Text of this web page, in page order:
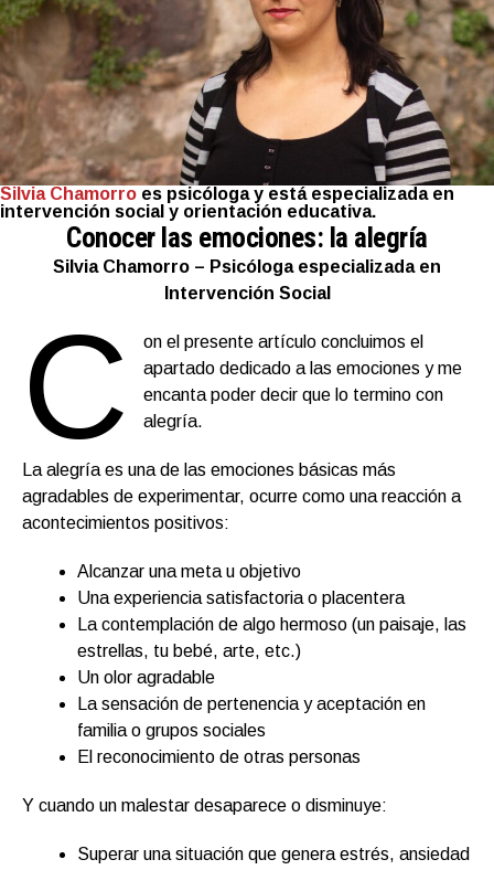
Silvia Chamorro es psicóloga y está especializada en
intervención social y orientación educativa.
Conocer las emociones: la alegría
Silvia Chamorro – Psicóloga especializada en
Intervención Social
C
on el presente artículo concluimos el
apartado dedicado a las emociones y me
encanta poder decir que lo termino con
alegría.
La alegría es una de las emociones básicas más
agradables de experimentar, ocurre como una reacción a
acontecimientos positivos:
Alcanzar una meta u objetivo
Una experiencia satisfactoria o placentera
La contemplación de algo hermoso (un paisaje, las
estrellas, tu bebé, arte, etc.)
Un olor agradable
La sensación de pertenencia y aceptación en
familia o grupos sociales
El reconocimiento de otras personas
Y cuando un malestar desaparece o disminuye:
Superar una situación que genera estrés, ansiedad